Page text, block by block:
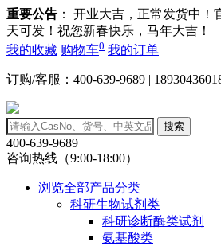
重要公告 ： 开业大吉，正常发货中！
天可发！祝您新春快乐，马年大吉！
我的收藏 购物车0 我的订单
订购/客服：400-639-9689 |
搜索
400-639-9689
咨询热线（9:00-18:00）
浏览全部产品分类
科研生物试剂类
科研诊断酶类试剂
氨基酸类